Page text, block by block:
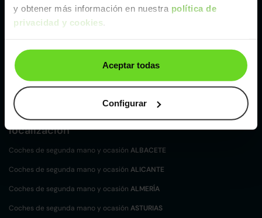
y obtener más información en nuestra política de
privacidad y cookies.
Aceptar todas
Configurar
Zaragoza
Ver Toyota Proace de segunda mano y ocasión
Toyota Proace de segunda mano y ocasión
Coches desegunda mano y ocasión por
localización
Coches de segunda mano y ocasión ALBACETE
Coches de segunda mano y ocasión ALICANTE
Coches de segunda mano y ocasión ALMERÍA
Coches de segunda mano y ocasión ASTURIAS